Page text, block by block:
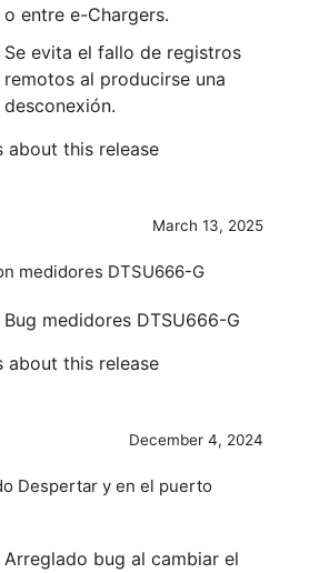
o entre e-Chargers.
Se evita el fallo de registros
remotos al producirse una
desconexión.
about this release
March 13, 2025
medidores DTSU666-G
Bug medidores DTSU666-G
about this release
December 4, 2024
Despertar y en el puerto
Arreglado bug al cambiar el